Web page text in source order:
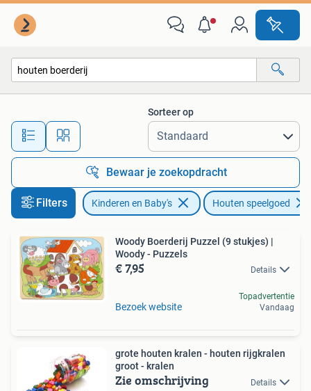
Alle afstanden…
Sorteer op
Bewaar je zoekopdracht
Filters Kinderen en Baby's Houten speelgoed
Woody Boerderij Puzzel (9 stukjes) |
Woody - Puzzels
€ 7,95 Details
Bezoek website
Topadvertentie
Vandaag
grote houten kralen - houten rijgkralen
groot - kralen
Zie omschrijving Details